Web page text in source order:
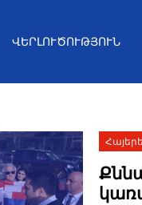
ՎԵՐԼՈՒԾՈՒԹՅՈՒՆ